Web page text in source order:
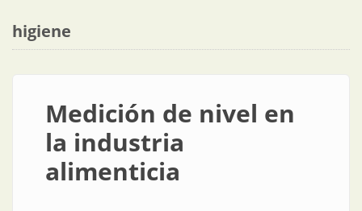
higiene
Medición de nivel en
la industria
alimenticia